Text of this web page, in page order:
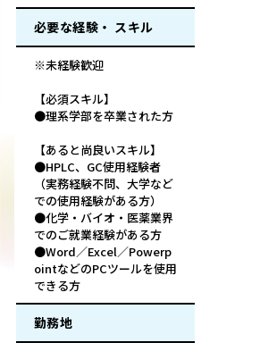
必要な経験・ スキル
※未経験歓迎
【必須スキル】
●理系学部を卒業された方
【あると尚良いスキル】
●HPLC、GC使用経験者
（実務経験不問、大学など
での使用経験がある方）
●化学・バイオ・医薬業界
でのご就業経験がある方
●Word／Excel／Powerp
ointなどのPCツールを使用
できる方
勤務地